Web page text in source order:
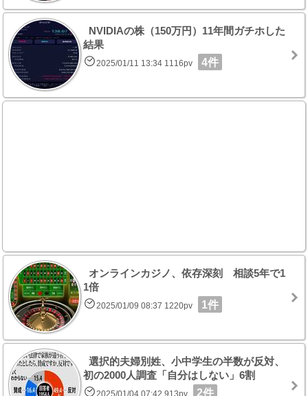
NVIDIAの株（150万円）11年間ガチホした
結果
2025/01/11 13:34 1116pv 4件
オンラインカジノ、依存深刻 相談5年で1
1倍
2025/01/09 08:37 1220pv 1件
選択的夫婦別姓、小中学生の半数が反対、
初の2000人調査「自分はしない」6割
2025/01/04 07:42 913pv 2件